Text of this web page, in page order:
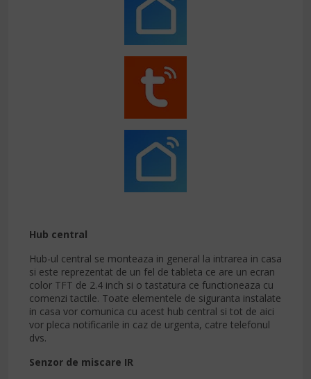
Hub central
Hub-ul central se monteaza in general la intrarea in casa
si este reprezentat de un fel de tableta ce are un ecran
color TFT de 2.4 inch si o tastatura ce functioneaza cu
comenzi tactile. Toate elementele de siguranta instalate
in casa vor comunica cu acest hub central si tot de aici
vor pleca notificarile in caz de urgenta, catre telefonul
dvs.
Senzor de miscare IR